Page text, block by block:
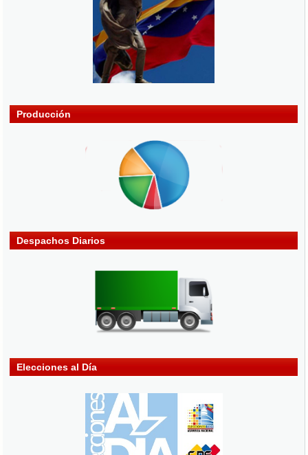
Producción
Despachos Diarios
Elecciones al Día